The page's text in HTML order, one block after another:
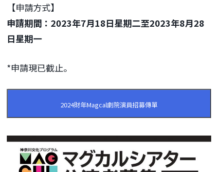
【申請方式】
申請期間：2023年7月18日星期二至2023年8月28
日星期一
*申請現已截止。
2024財年Magcal劇院演員招募傳單